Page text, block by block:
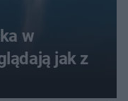
w
jak z